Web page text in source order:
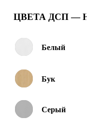
ЦВЕТА ДСП —
Белый
Бук
Серый